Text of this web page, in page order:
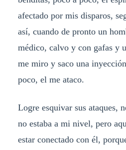
afectado por mis disparos,
así, cuando de pronto un
médico, calvo y con gafas y
me miro y saco una
poco, el me ataco.
Logre esquivar sus ataques,
no estaba a mi nivel, pero
estar conectado con él,